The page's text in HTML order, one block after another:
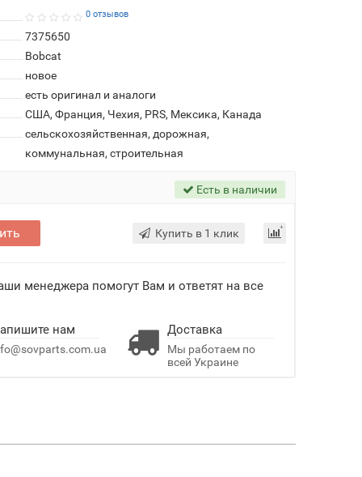
0 отзывов
7375650
Bobcat
новое
есть оригинал и аналоги
США, Франция, Чехия, PRS, Мексика, Канада
сельскохозяйственная, дорожная,
коммунальная, строительная
Есть в наличии
Купить в 1 клик
менеджера помогут Вам и ответят на все
нам Доставка
Мы работаем по
всей Украине